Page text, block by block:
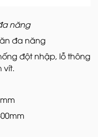
năng
đa năng
đột nhập, lỗ thông
vít.